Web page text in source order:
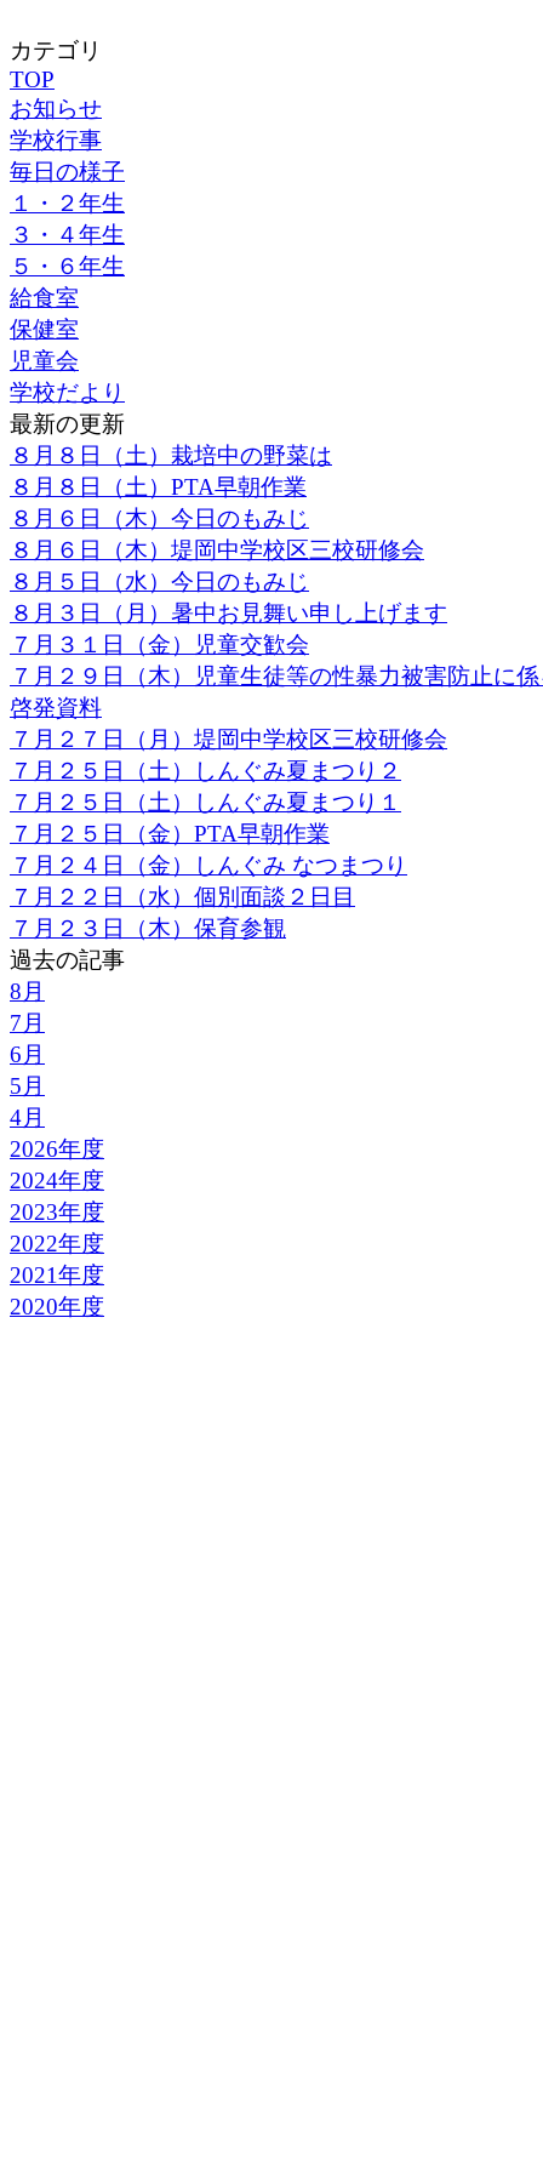
カテゴリ
TOP
お知らせ
学校行事
毎日の様子
１・２年生
３・４年生
５・６年生
給食室
保健室
児童会
学校だより
最新の更新
８月８日（土）栽培中の野菜は
８月８日（土）PTA早朝作業
８月６日（木）今日のもみじ
８月６日（木）堤岡中学校区三校研修会
８月５日（水）今日のもみじ
８月３日（月）暑中お見舞い申し上げます
７月３１日（金）児童交歓会
７月２９日（木）児童生徒等の性暴力被害防止に
啓発資料
７月２７日（月）堤岡中学校区三校研修会
７月２５日（土）しんぐみ夏まつり２
７月２５日（土）しんぐみ夏まつり１
７月２５日（金）PTA早朝作業
７月２４日（金）しんぐみ なつまつり
７月２２日（水）個別面談２日目
７月２３日（木）保育参観
過去の記事
8月
7月
6月
5月
4月
2026年度
2024年度
2023年度
2022年度
2021年度
2020年度